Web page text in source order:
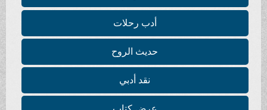
أدب رحلات
حديث الروح
نقد أدبي